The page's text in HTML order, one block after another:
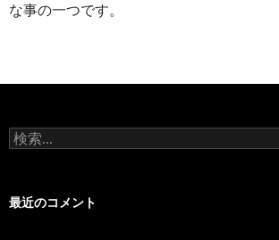
な事の一つです。
検
索:
最近のコメント